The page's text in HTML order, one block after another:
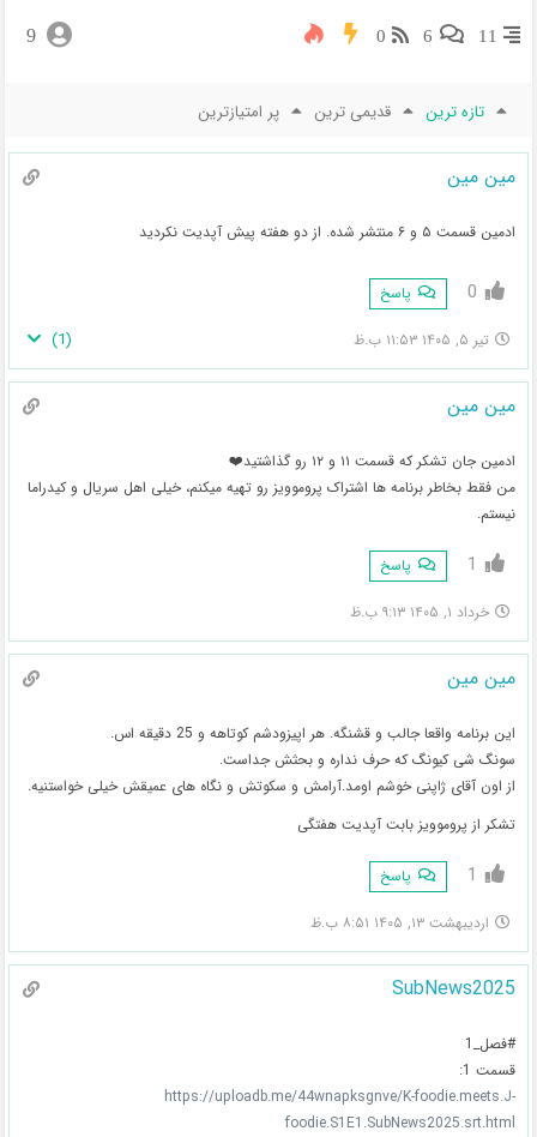
11
6
0
9
تازه ترین قدیمی ترین پر امتیازترین
مین مین
ادمین قسمت ۵ و ۶ منتشر شده. از دو هفته پیش آپدیت نکردید
0 پاسخ
تیر ۵, ۱۴۰۵ ۱۱:۵۳ ب.ظ (
1
)
مین مین
ادمین جان تشکر که قسمت ۱۱ و ۱۲ رو گذاشتید❤️
من فقط بخاطر برنامه ها اشتراک پروموویز رو تهیه میکنم، خیلی اهل سریال و کیدراما
نیستم.
1 پاسخ
خرداد ۱, ۱۴۰۵ ۹:۱۳ ب.ظ
مین مین
این برنامه واقعا جالب و قشنگه. هر اپیزودشم کوتاهه و 25 دقیقه اس.
سونگ شی کیونگ که حرف نداره و بحثش جداست.
از اون آقای ژاپنی خوشم اومد.آرامش و سکوتش و نگاه های عمیقش خیلی خواستنیه.
تشکر از پروموویز بابت آپدیت هفتگی
1 پاسخ
اردیبهشت ۱۳, ۱۴۰۵ ۸:۵۱ ب.ظ
SubNews2025
#فصل_1
قسمت 1:
https://uploadb.me/44wnapksgnve/K-foodie.meets.J-
foodie.S1E1.SubNews2025.srt.html